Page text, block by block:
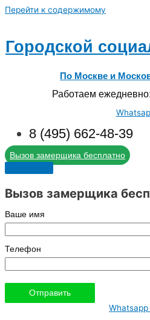
Перейти к содержимому
Городской
По Москве и
Работаем
8 (495) 662-48-39
Вызов замерщика бесплатно
Вызов замерщика
Ваше имя
Телефон
Whatsapp